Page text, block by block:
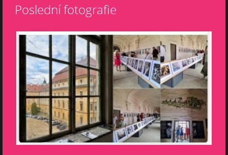
Poslední fotografie